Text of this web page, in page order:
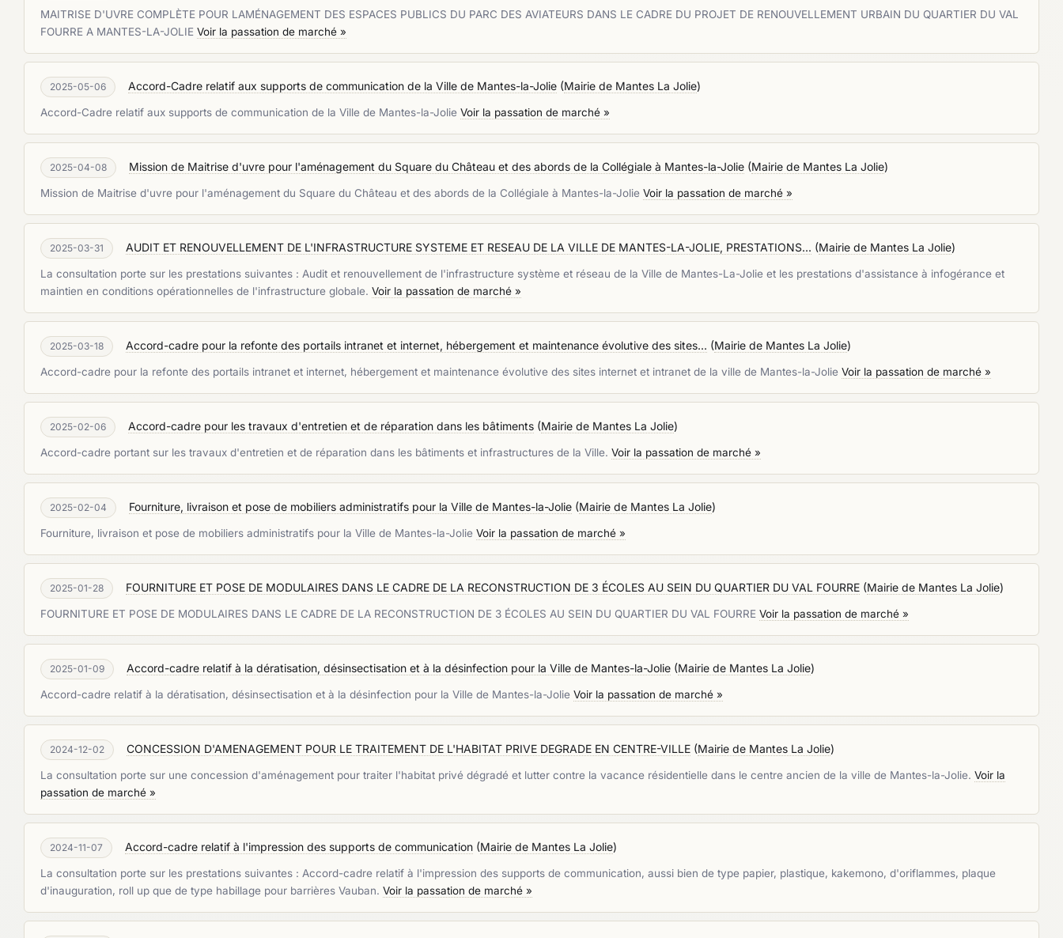
MAITRISE D'UVRE COMPLÈTE POUR LAMÉNAGEMENT DES ESPACES PUBLICS DU PARC DES AVIATEURS DANS LE CADRE DU PROJET DE RENOUVELLEMENT URBAIN DU QUARTIER DU VAL
FOURRE A MANTES-LA-JOLIE Voir la passation de marché »
2025-05-06 Accord-Cadre relatif aux supports de communication de la Ville de Mantes-la-Jolie (Mairie de Mantes La Jolie)
Accord-Cadre relatif aux supports de communication de la Ville de Mantes-la-Jolie Voir la passation de marché »
2025-04-08 Mission de Maitrise d'uvre pour l'aménagement du Square du Château et des abords de la Collégiale à Mantes-la-Jolie (Mairie de Mantes La Jolie)
Mission de Maitrise d'uvre pour l'aménagement du Square du Château et des abords de la Collégiale à Mantes-la-Jolie Voir la passation de marché »
2025-03-31 AUDIT ET RENOUVELLEMENT DE L'INFRASTRUCTURE SYSTEME ET RESEAU DE LA VILLE DE MANTES-LA-JOLIE, PRESTATIONS... (Mairie de Mantes La Jolie)
La consultation porte sur les prestations suivantes : Audit et renouvellement de l'infrastructure système et réseau de la Ville de Mantes-La-Jolie et les prestations d'assistance à infogérance et
maintien en conditions opérationnelles de l'infrastructure globale. Voir la passation de marché »
2025-03-18 Accord-cadre pour la refonte des portails intranet et internet, hébergement et maintenance évolutive des sites... (Mairie de Mantes La Jolie)
Accord-cadre pour la refonte des portails intranet et internet, hébergement et maintenance évolutive des sites internet et intranet de la ville de Mantes-la-Jolie Voir la passation de marché »
2025-02-06 Accord-cadre pour les travaux d'entretien et de réparation dans les bâtiments (Mairie de Mantes La Jolie)
Accord-cadre portant sur les travaux d'entretien et de réparation dans les bâtiments et infrastructures de la Ville. Voir la passation de marché »
2025-02-04 Fourniture, livraison et pose de mobiliers administratifs pour la Ville de Mantes-la-Jolie (Mairie de Mantes La Jolie)
Fourniture, livraison et pose de mobiliers administratifs pour la Ville de Mantes-la-Jolie Voir la passation de marché »
2025-01-28 FOURNITURE ET POSE DE MODULAIRES DANS LE CADRE DE LA RECONSTRUCTION DE 3 ÉCOLES AU SEIN DU QUARTIER DU VAL FOURRE (Mairie de Mantes La Jolie)
FOURNITURE ET POSE DE MODULAIRES DANS LE CADRE DE LA RECONSTRUCTION DE 3 ÉCOLES AU SEIN DU QUARTIER DU VAL FOURRE Voir la passation de marché »
2025-01-09 Accord-cadre relatif à la dératisation, désinsectisation et à la désinfection pour la Ville de Mantes-la-Jolie (Mairie de Mantes La Jolie)
Accord-cadre relatif à la dératisation, désinsectisation et à la désinfection pour la Ville de Mantes-la-Jolie Voir la passation de marché »
2024-12-02 CONCESSION D'AMENAGEMENT POUR LE TRAITEMENT DE L'HABITAT PRIVE DEGRADE EN CENTRE-VILLE (Mairie de Mantes La Jolie)
La consultation porte sur une concession d'aménagement pour traiter l'habitat privé dégradé et lutter contre la vacance résidentielle dans le centre ancien de la ville de Mantes-la-Jolie. Voir la
passation de marché »
2024-11-07 Accord-cadre relatif à l'impression des supports de communication (Mairie de Mantes La Jolie)
La consultation porte sur les prestations suivantes : Accord-cadre relatif à l'impression des supports de communication, aussi bien de type papier, plastique, kakemono, d'oriflammes, plaque
d'inauguration, roll up que de type habillage pour barrières Vauban. Voir la passation de marché »